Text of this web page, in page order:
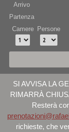
Arrivo
Partenza
Camere
Persone
SI AVVISA LA
RIMARRÀ
Resterà
richieste, che